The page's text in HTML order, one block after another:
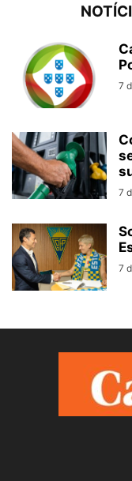
7
7
7